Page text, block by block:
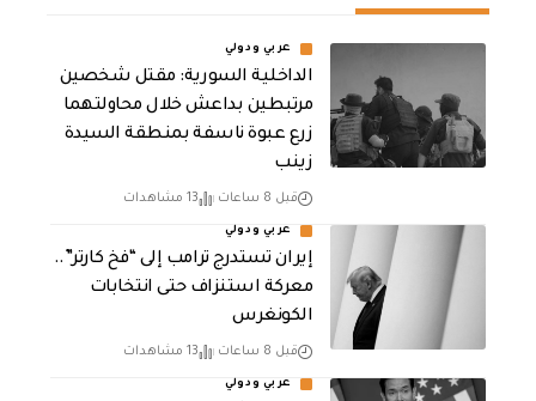
عربي ودولي
الداخلية السورية: مقتل شخصين
مرتبطين بداعش خلال محاولتهما
زرع عبوة ناسفة بمنطقة السيدة
زينب
قبل 8 ساعات 13 مشاهدات
عربي ودولي
إيران تستدرج ترامب إلى “فخ كارتر”..
معركة استنزاف حتى انتخابات
الكونغرس
قبل 8 ساعات 13 مشاهدات
عربي ودولي